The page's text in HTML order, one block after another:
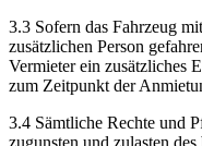
3.3 Sofern das Fahrzeug
zusätzlichen Person
Vermieter ein zusätzliches
zum Zeitpunkt der
3.4 Sämtliche Rechte und
zugunsten und zulasten des